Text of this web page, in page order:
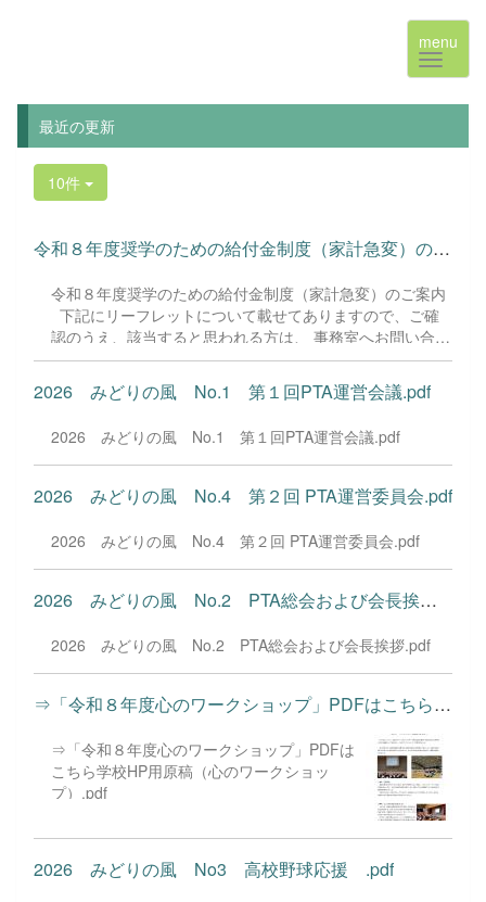
menu
最近の更新
10件
令和８年度奨学のための給付金制度（家計急変）のご案内 ...
令和８年度奨学のための給付金制度（家計急変）のご案内
下記にリーフレットについて載せてありますので、ご確
認のうえ、該当すると思われる方は、 事務室へお問い合わ
せください。 令和8年度奨学のための給付金制度（家計急
変）.pdf 事務室代表電話番号 029-298-6266 音声ガイダ
ンスで『９』を押してください。 電話受付時間 平日8:30
繋がりません)
2026 みどりの風 No.1 第１回PTA運営会議.pdf
2026 みどりの風 No.1 第１回PTA運営会議.pdf
2026 みどりの風 No.4 第２回 PTA運営委員会.pdf
2026 みどりの風 No.4 第２回 PTA運営委員会.pdf
2026 みどりの風 No.2 PTA総会および会長挨拶.pdf
2026 みどりの風 No.2 PTA総会および会長挨拶.pdf
⇒「令和８年度心のワークショップ」PDFはこちら学校HP用原稿...
⇒「令和８年度心のワークショップ」PDFは
こちら学校HP用原稿（心のワークショッ
プ）.pdf
2026 みどりの風 No3 高校野球応援 .pdf